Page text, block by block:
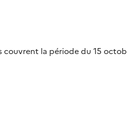
la période du 15